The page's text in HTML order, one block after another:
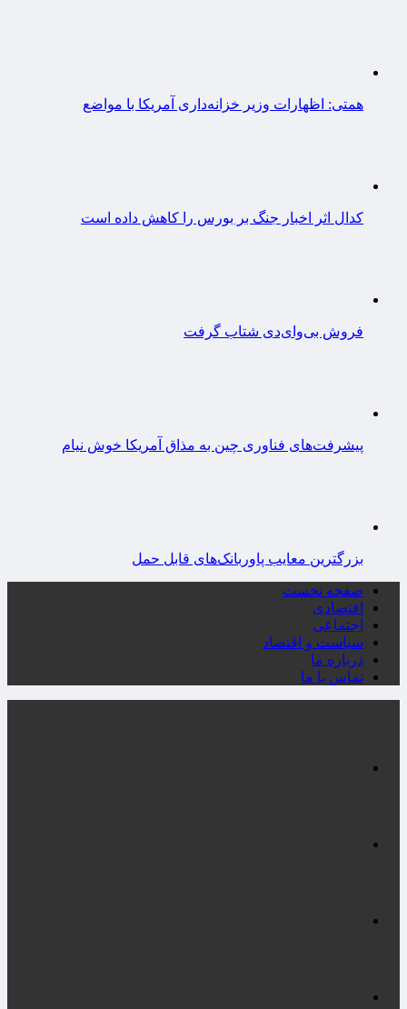
همتی: اظهارات وزیر خزانه‌داری آمریکا با مواضع
کدال اثر اخبار جنگ بر بورس را کاهش داده است
فروش بی‌وای‌دی شتاب گرفت
پیشرفت‌های فناوری چین به مذاق آمریکا خوش نیام
بزرگترین معایب پاوربانک‌های قابل حمل
صفحه نخست
اقتصادی
اجتماعی
سیاست و اقتصاد
درباره ما
تماس با ما